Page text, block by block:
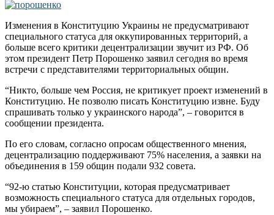
Изменения в Конституцию Украины не предусматривают
специального статуса для оккупированных территорий, а
больше всего критики децентрализации звучит из РФ. Об
этом президент Петр Порошенко заявил сегодня во время
встречи с представителями территориальных общин.
“Никто, больше чем Россия, не критикует проект изменений в
Конституцию. Не позволю писать Конституцию извне. Буду
спрашивать только у украинского народа”, – говорится в
сообщении президента.
По его словам, согласно опросам общественного мнения,
децентрализацию поддерживают 75% населения, а заявки на
объединения в 159 общин подали 932 совета.
“92-ю статью Конституции, которая предусматривает
возможность специального статуса для отдельных городов,
мы убираем”, – заявил Порошенко.